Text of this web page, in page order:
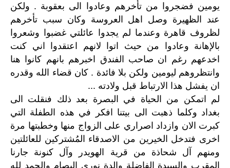
يومين فضجروا من تأخرهم وعادوا الى بعقوبة . ولكن
عند الظهيرة وصل اهل العروسة وكان سبب تأخرهم
لظروف قاهرة وعندما لم يجدوا عائلتي غضبوا وشعروا
بالإهانة وعادوا من حيث اتوا لانهم اعتقدوا اني كنت
اخدعهم رغم ان صاحب الفندق اخبرهم بانهم كانوا هنا
وانتظروهم ليومين ولكن بلا فائدة . كان قضاء الله وقدره
ان يفشل هذا الارتباط قبل ولادته ...
لم اتمكن من الحياة في البصرة بعد ذلك فنقلت الى
بغداد وكلما ذهبت الى بيتنا افكر في هذه الطفلة التي
كبرت الان وازداد اصراري على الزواج منها وخطبتها مرة
اخرى فتدخل الخيرين من الاصدقاء المُشتركين للعائلتين
ومنهم آل شحاذة من قرية الهويدر وآل كنونة جارنا
المقرب والسيدة الفاضلة والدة نوري البصام والحمد لله